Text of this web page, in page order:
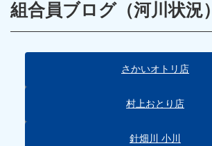
組合員ブログ（河川状況）
さかいオトリ店
村上おとり店
針畑川 小川